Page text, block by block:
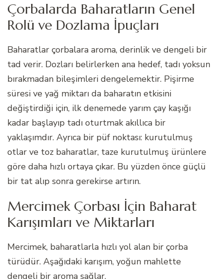
Çorbalarda Baharatların Genel
Rolü ve Dozlama İpuçları
Baharatlar çorbalara aroma, derinlik ve dengeli bir
tad verir. Dozları belirlerken ana hedef, tadı yoksun
bırakmadan bileşimleri dengelemektir. Pişirme
süresi ve yağ miktarı da baharatın etkisini
değiştirdiği için, ilk denemede yarım çay kaşığı
kadar başlayıp tadı oturtmak akıllıca bir
yaklaşımdır. Ayrıca bir püf noktası: kurutulmuş
otlar ve toz baharatlar, taze kurutulmuş ürünlere
göre daha hızlı ortaya çıkar. Bu yüzden önce güçlü
bir tat alıp sonra gerekirse artırın.
Mercimek Çorbası İçin Baharat
Karışımları ve Miktarları
Mercimek, baharatlarla hızlı yol alan bir çorba
türüdür. Aşağıdaki karışım, yoğun mahlette
dengeli bir aroma sağlar.